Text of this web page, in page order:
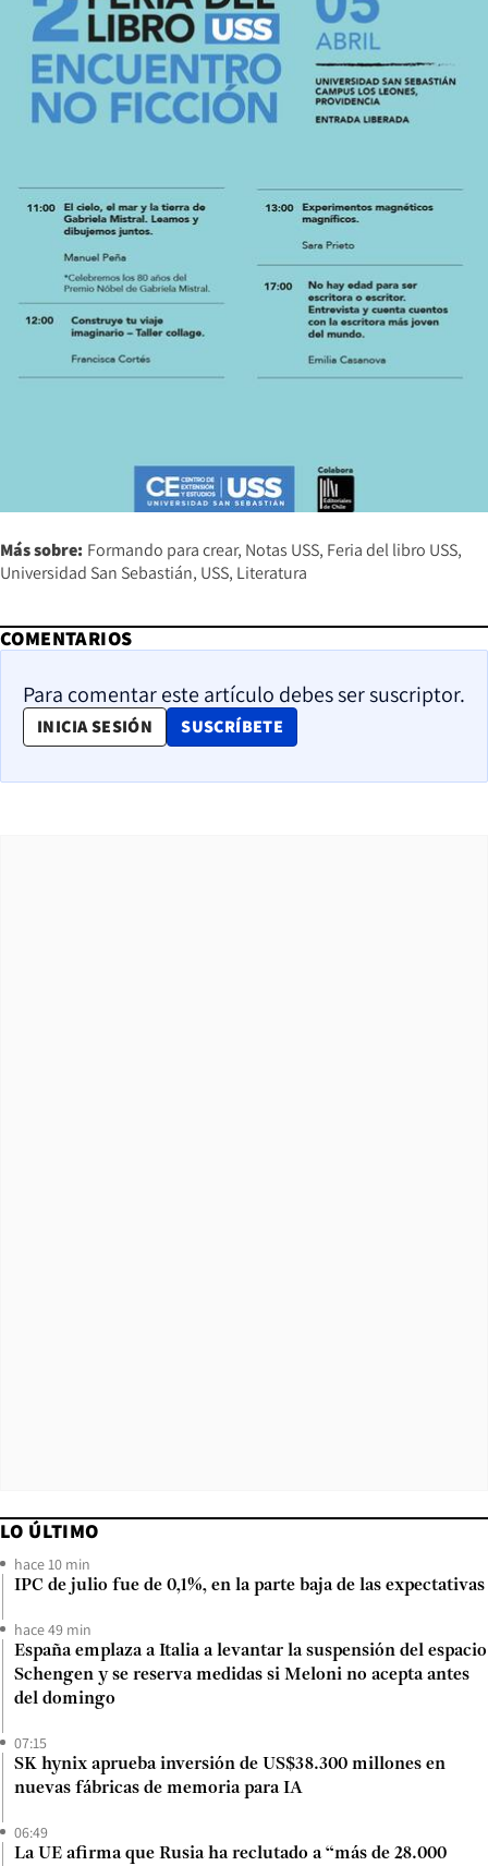
Más sobre: Formando para crear Notas USS Feria del libro USS
Universidad San Sebastián USS Literatura
COMENTARIOS
Para comentar este artículo debes ser suscriptor.
INICIA SESIÓN SUSCRÍBETE
OPENS IN NEW WINDOW
LO ÚLTIMO
hace 10 min
IPC de julio fue de 0,1%, en la parte baja de las expectativas
hace 49 min
España emplaza a Italia a levantar la suspensión del espacio
Schengen y se reserva medidas si Meloni no acepta antes
del domingo
07:15
SK hynix aprueba inversión de US$38.300 millones en
nuevas fábricas de memoria para IA
06:49
La UE afirma que Rusia ha reclutado a “más de 28.000